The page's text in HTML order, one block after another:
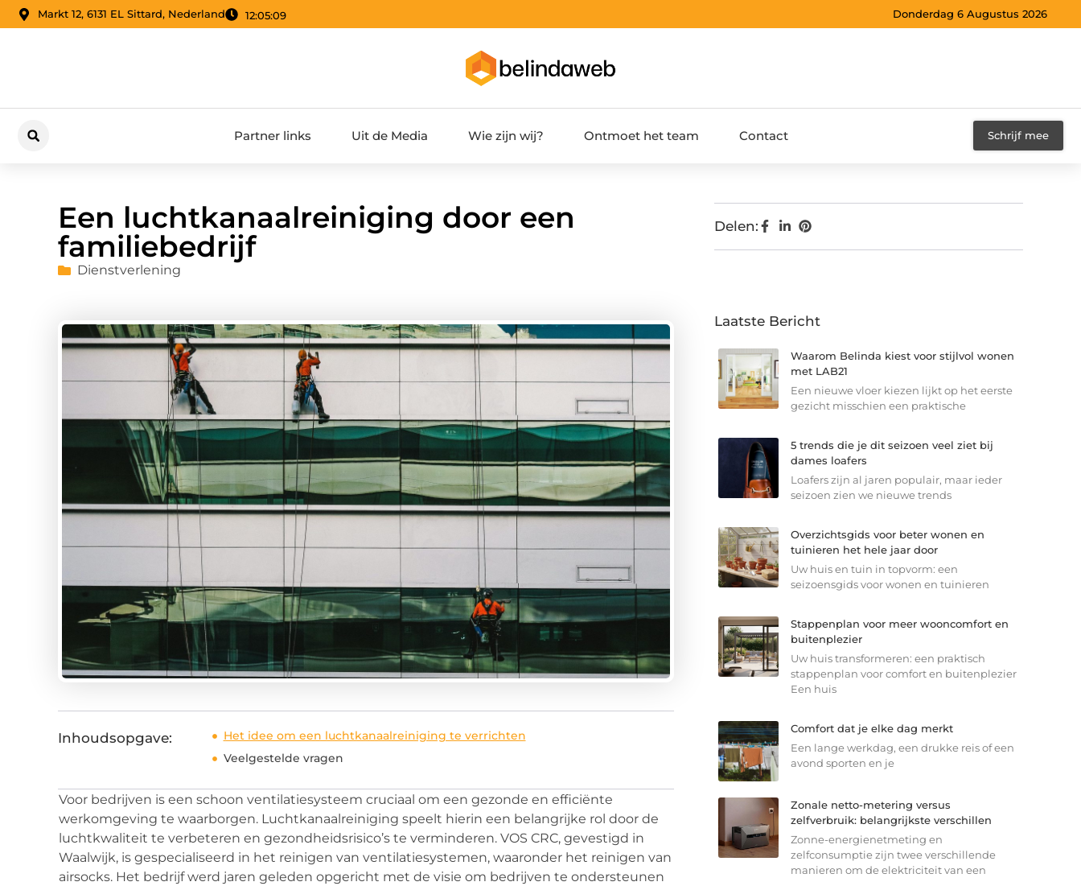
Markt 12, 6131 EL Sittard, Nederland 12:05:10 Donderdag 6 Augustus 2026
Partner links Uit de Media Wie zijn wij? Ontmoet het team Contact Schrijf mee
Een luchtkanaalreiniging door een
familiebedrijf
Dienstverlening
Inhoudsopgave:
Het idee om een luchtkanaalreiniging te verrichten
Veelgestelde vragen
Voor bedrijven is een schoon ventilatiesysteem cruciaal om een gezonde en efficiënte
werkomgeving te waarborgen. Luchtkanaalreiniging speelt hierin een belangrijke rol door de
luchtkwaliteit te verbeteren en gezondheidsrisico’s te verminderen. VOS CRC, gevestigd in
Waalwijk, is gespecialiseerd in het reinigen van ventilatiesystemen, waaronder het reinigen van
airsocks. Het bedrijf werd jaren geleden opgericht met de visie om bedrijven te ondersteunen
Delen:
Laatste Bericht
Waarom Belinda kiest voor stijlvol wonen
met LAB21
Een nieuwe vloer kiezen lijkt op het eerste
gezicht misschien een praktische
5 trends die je dit seizoen veel ziet bij
dames loafers
Loafers zijn al jaren populair, maar ieder
seizoen zien we nieuwe trends
Overzichtsgids voor beter wonen en
tuinieren het hele jaar door
Uw huis en tuin in topvorm: een
seizoensgids voor wonen en tuinieren
Stappenplan voor meer wooncomfort en
buitenplezier
Uw huis transformeren: een praktisch
stappenplan voor comfort en buitenplezier
Een huis
Comfort dat je elke dag merkt
Een lange werkdag, een drukke reis of een
avond sporten en je
Zonale netto-metering versus
zelfverbruik: belangrijkste verschillen
Zonne-energienetmeting en
zelfconsumptie zijn twee verschillende
manieren om de elektriciteit van een